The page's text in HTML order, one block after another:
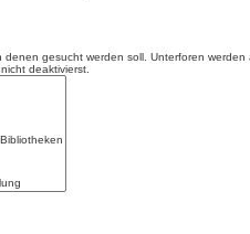
gesucht werden soll. Unterforen
deaktivierst.